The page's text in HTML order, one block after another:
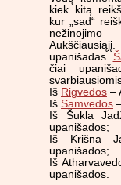
kiek kitą
kur „sad“
upanišadas.
čiai
Iš Rigvedos –
Iš Samvedos
Iš Šukla
upanišados;
Iš Krišna
upanišados;
Iš
upanišados.